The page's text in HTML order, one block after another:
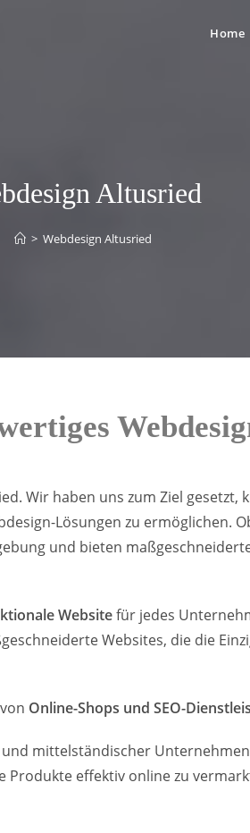
Home
Altusried
> Webdesign Altusried
Wir haben uns zum Ziel
Lösungen zu ermöglichen.
und bieten
Websitefür jedes
Websites, die die
Online-Shops und SEO-
mittelständischer
effektiv online zu